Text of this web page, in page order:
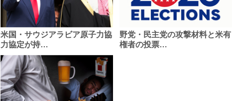
米国・サウジアラビア原子力協
力協定が持…
野党・民主党の攻撃材料と米有
権者の投票…